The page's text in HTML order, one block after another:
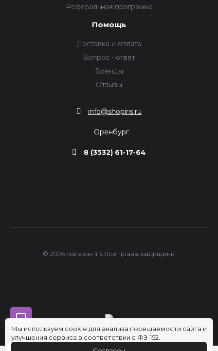
Реферальная программа
Помощь
Доставка и оплата
Вопрос - ответ
Бренды
Отзывы
info@shopiris.ru
Оренбург
8 (3532) 61-17-64
© 2026 магазин Iris Все права защищены
Мы используем cookie для анализа посещаемости сайта и
улучшения сервиса в соответствии с ФЗ-152.